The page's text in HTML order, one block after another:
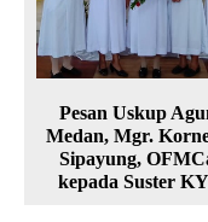
Pesan Uskup
Medan, Mgr.
Sipayung,
kepada Suster